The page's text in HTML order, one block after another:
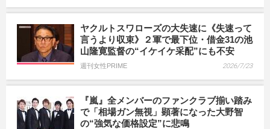
ヤクルトスワローズの大失速に《失速って
言うより収束》２軍で最下位・借金31の池
山隆寛監督の“イケイケ采配”にも不安
週刊女性PRIME 2026/7/23
『嵐』全メンバーのファンクラブ揃い踏み
で「相場ガン無視」顕著になった大野智
の“強気な価格設定”に悲鳴